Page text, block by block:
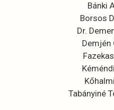
Bánki
Borsos
Dr.
Demjén
Tabányiné